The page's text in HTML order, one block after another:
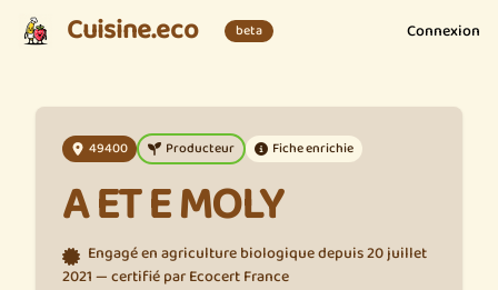
Cuisine.eco beta Connexion
49400 Producteur Fiche enrichie
A ET E MOLY
Engagé en agriculture biologique depuis 20 juillet
2021 — certifié par Ecocert France